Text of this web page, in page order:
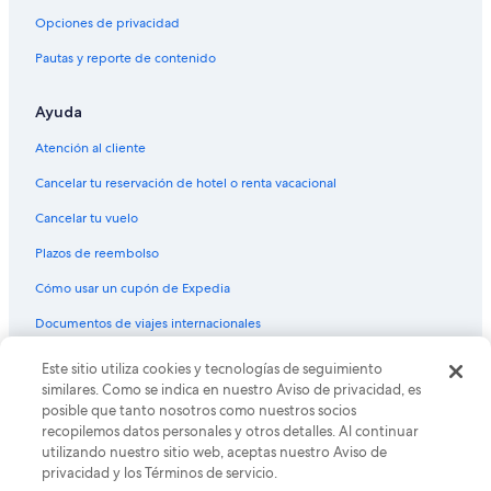
Hoteles con alberca en St. George
Hoteles con sauna en St. George
Hoteles cerca de Zion Factory Stores
Hoteles cerca de Tabernáculo de San Jorge
Hoteles de golf en Washington Fields
Hoteles de ski en Washington Fields
Hoteles con aguas termales en Washington Fields
Hoteles en la naturaleza en Washington Fields
Opciones de privacidad
Pautas y reporte de contenido
Ayuda
Atención al cliente
Cancelar tu reservación de hotel o renta vacacional
Cancelar tu vuelo
Plazos de reembolso
Cómo usar un cupón de Expedia
Documentos de viajes internacionales
© 2026 Expedia, Inc., una empresa de Expedia Group. Todos los
derechos reservados. Expedia y el logo de Expedia son marcas
registradas o marcas comerciales de Expedia, Inc. CST# 2029030-50.
Este sitio utiliza cookies y tecnologías de seguimiento
similares. Como se indica en nuestro Aviso de privacidad, es
posible que tanto nosotros como nuestros socios
recopilemos datos personales y otros detalles. Al continuar
utilizando nuestro sitio web, aceptas nuestro Aviso de
privacidad y los Términos de servicio.